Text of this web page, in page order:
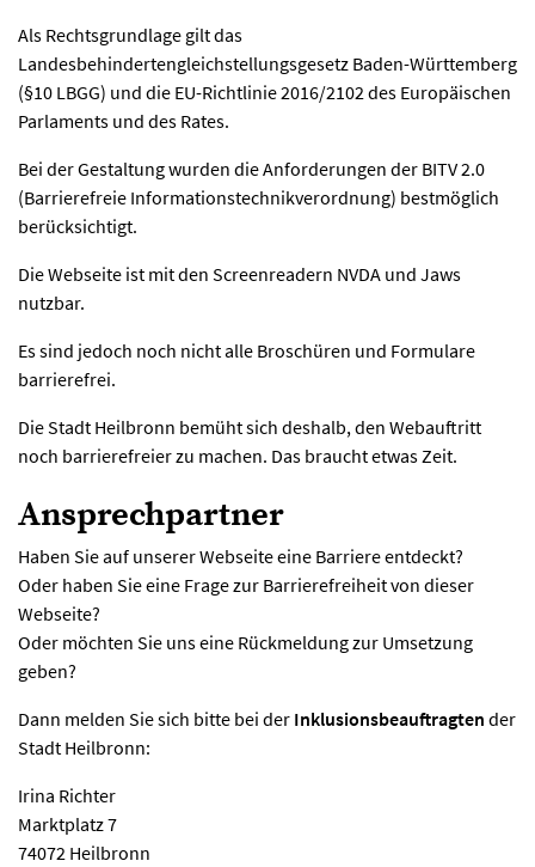
Als Rechtsgrundlage gilt das
Landesbehindertengleichstellungsgesetz Baden-Württemberg
(§10 LBGG) und die EU-Richtlinie 2016/2102 des Europäischen
Parlaments und des Rates.
Bei der Gestaltung wurden die Anforderungen der BITV 2.0
(Barrierefreie Informationstechnikverordnung) bestmöglich
berücksichtigt.
Die Webseite ist mit den Screenreadern NVDA und Jaws
nutzbar.
Es sind jedoch noch nicht alle Broschüren und Formulare
barrierefrei.
Die Stadt Heilbronn bemüht sich deshalb, den Webauftritt
noch barrierefreier zu machen. Das braucht etwas Zeit.
Ansprechpartner
Haben Sie auf unserer Webseite eine Barriere entdeckt?
Oder haben Sie eine Frage zur Barrierefreiheit von dieser
Webseite?
Oder möchten Sie uns eine Rückmeldung zur Umsetzung
geben?
Dann melden Sie sich bitte bei der Inklusionsbeauftragten der
Stadt Heilbronn:
Irina Richter
Marktplatz 7
74072 Heilbronn